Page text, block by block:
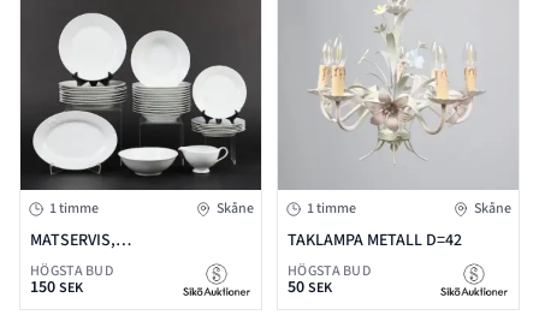
1 timme Skåne
MATSERVIS,
HUTSCHENREUTHER,
TYSKLAND, PORSLIN, 29-
DELAR
HÖGSTA BUD
150SEK
1 timme Skåne
TAKLAMPA METALL D=42
HÖGSTA BUD
50SEK